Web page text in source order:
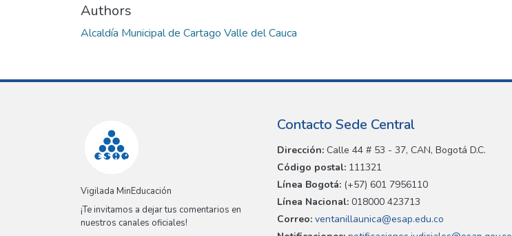
Authors
Alcaldía Municipal de Cartago Valle del Cauca
Vigilada MinEducación
¡Te invitamos a dejar tus comentarios en
nuestros canales oficiales!
Contacto Sede Central
Dirección: Calle 44 # 53 - 37, CAN, Bogotá D.C.
Código postal: 111321
Línea Bogotá: (+57) 601 7956110
Línea Nacional: 018000 423713
Correo: ventanillaunica@esap.edu.co